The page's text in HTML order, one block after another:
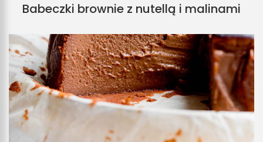
Babeczki brownie z nutellą i malinami